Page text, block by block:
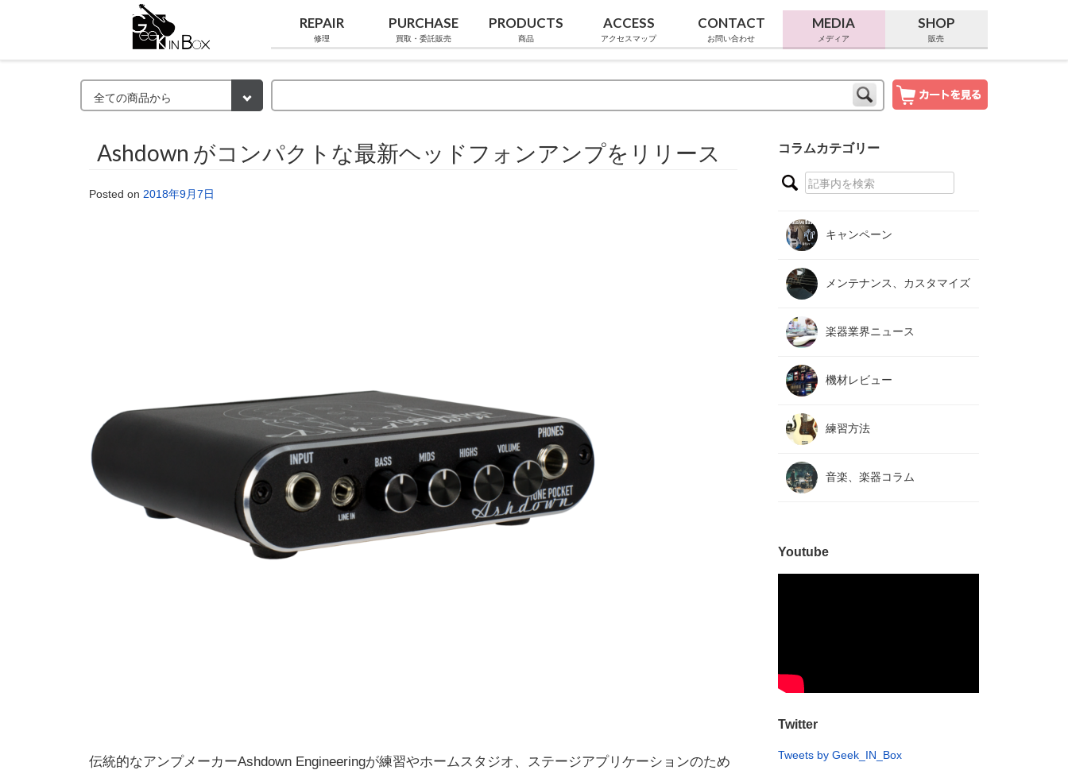
REPAIR
修理
PURCHASE
買取・委託販売
PRODUCTS
商品
ACCESS
アクセスマップ
CONTACT
お問い合わせ
MEDIA
メディア
SHOP
販売
Ashdown がコンパクトな最新ヘッドフォンアンプをリリース
Posted on2018年9月7日
伝統的なアンプメーカーAshdown Engineeringが練習やホームスタジオ、ステージアプリケーションのため
コラムカテゴリー
キャンペーン
メンテナンス、カスタマイズ
楽器業界ニュース
機材レビュー
練習方法
音楽、楽器コラム
Youtube
Twitter
Tweets by Geek_IN_Box